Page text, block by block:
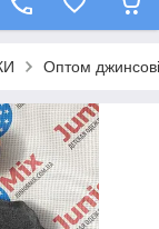
Оптом джинсові